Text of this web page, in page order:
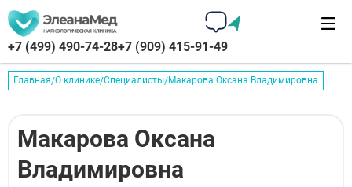
+7 (499) 490-74-28+7 (909) 415-91-49
Главная О клинике Специалисты Макарова Оксана Владимировна
Макарова Оксана
Владимировна